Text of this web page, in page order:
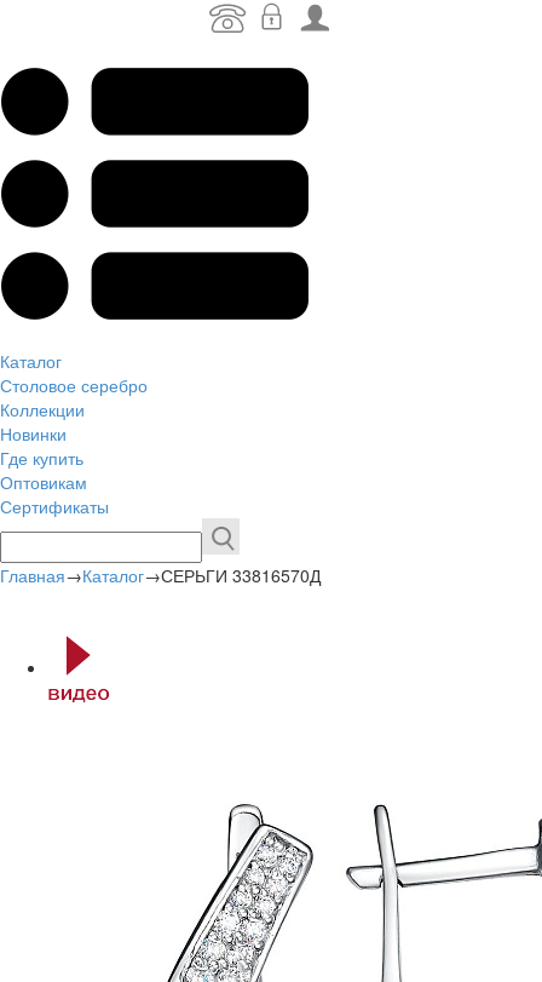
Каталог
Столовое серебро
Коллекции
Новинки
Где купить
Оптовикам
Сертификаты
Главная→Каталог→СЕРЬГИ 33816570Д